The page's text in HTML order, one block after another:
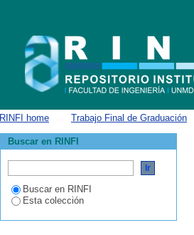
RINFI home Trabajo Final de Graduación
Buscar en RINFI
Buscar en RINFI
Esta colección